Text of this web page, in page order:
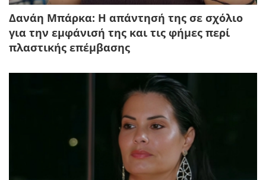
Δανάη Μπάρκα: Η απάντησή της σε σχόλιο
για την εμφάνισή της και τις φήμες περί
πλαστικής επέμβασης